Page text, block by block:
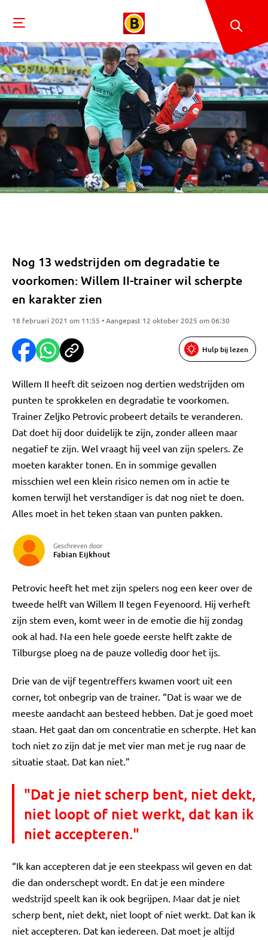
Nog 13 wedstrijden om degradatie te
voorkomen: Willem II-trainer wil scherpte
en karakter zien
18 februari 2021 om 11:55 • Aangepast 12 oktober 2025 om 06:30
Hulp bij lezen
Willem II heeft dit seizoen nog dertien wedstrijden om
punten te sprokkelen en degradatie te voorkomen.
Trainer Zeljko Petrovic probeert details te veranderen.
Dat doet hij door duidelijk te zijn, zonder alleen maar
negatief te zijn. Wel vraagt hij veel van zijn spelers. Ze
moeten karakter tonen. En in sommige gevallen
misschien wel een klein risico nemen om in actie te
komen terwijl het verstandiger is dat nog niet te doen.
Alles moet in het teken staan van punten pakken.
Geschreven door
Fabian Eijkhout
Petrovic heeft het met zijn spelers nog een keer over de
tweede helft van Willem II tegen Feyenoord. Hij verheft
zijn stem even, komt weer in de emotie die hij zondag
ook al had. Na een hele goede eerste helft zakte de
Tilburgse ploeg na de pauze volledig door het ijs.
Drie van de vijf tegentreffers kwamen voort uit een
corner, tot onbegrip van de trainer. “Dat is waar we de
meeste aandacht aan besteed hebben. Dat je goed moet
staan. Het gaat dan om concentratie en scherpte. Het kan
toch niet zo zijn dat je met vier man met je rug naar de
situatie staat. Dat kan niet.”
"Dat je niet scherp bent, niet dekt,
niet loopt of niet werkt, dat kan ik
niet accepteren."
“Ik kan accepteren dat je een steekpass wil geven en dat
die dan onderschept wordt. En dat je een mindere
wedstrijd speelt kan ik ook begrijpen. Maar dat je niet
scherp bent, niet dekt, niet loopt of niet werkt. Dat kan ik
niet accepteren. Dat kan iedereen. Dat moet je altijd